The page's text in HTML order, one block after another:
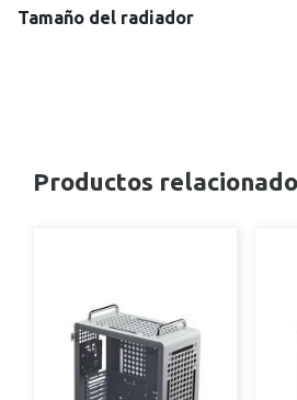
Tamaño del radiador
Productos